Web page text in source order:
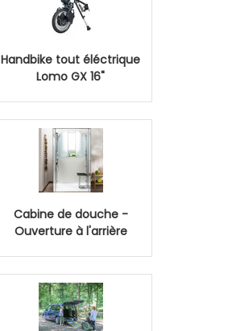
Handbike tout éléctrique
Lomo GX 16"
Cabine de douche -
Ouverture à l'arrière